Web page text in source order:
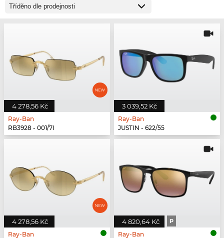
4 278,56 Kč
Ray-Ban
RB3928 - 001/7I
3 039,52 Kč
Ray-Ban
JUSTIN - 622/55
4 278,56 Kč
Ray-Ban
4 820,64 Kč P
Ray-Ban